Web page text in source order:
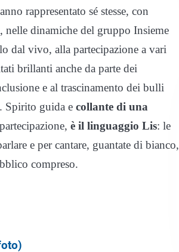
rappresentato sé stesse, con
nelle dinamiche del gruppo Insieme
dal vivo, alla partecipazione a vari
brillanti anche da parte dei
e al trascinamento dei bulli
Spirito guida e collante di una
è il linguaggio Lis: le
e per cantare, guantate di bianco,
compreso.